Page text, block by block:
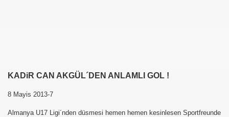
KADiR CAN AKGÜL´DEN ANLAMLI GOL !
8 Mayis 2013-7
Almanya U17 Ligi´nden düsmesi hemen hemen kesinlesen Sportfreunde